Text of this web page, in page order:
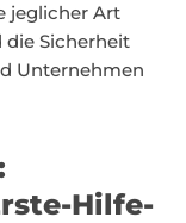
jeglicher Art
die Sicherheit
Unternehmen
Hilfe-